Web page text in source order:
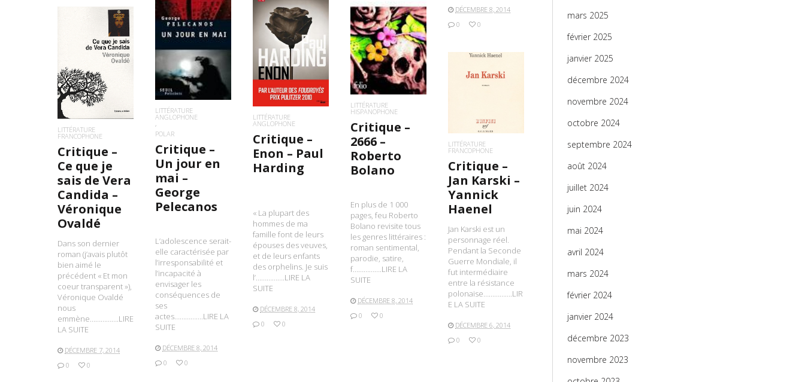
DÉCEMBRE 8, 2014
0
0
LIRE LA SUITE
LITTÉRATURE
HISPANOPHONE
Critique –
2666 –
Roberto
Bolano
En plus de 1 000
pages, feu Roberto
Bolano revisite tous
les genres littéraires :
roman sentimental,
parodie, satire,
f…………….LIRE LA
SUITE
DÉCEMBRE 8, 2014
0
0
LIRE LA SUITE
LITTÉRATURE
ANGLOPHONE
POLAR
Critique –
Un jour en
mai –
George
Pelecanos
L’adolescence serait-
elle caractérisée par
l’irresponsabilité et
l’incapacité à
envisager les
conséquences de
ses
actes…………….LIRE LA
SUITE
DÉCEMBRE 8, 2014
0
0
LIRE LA SUITE
LITTÉRATURE
ANGLOPHONE
Critique –
Enon – Paul
Harding
« La plupart des
hommes de ma
famille font de leurs
épouses des veuves,
et de leurs enfants
des orphelins. Je suis
l’…………….LIRE LA
SUITE
DÉCEMBRE 8, 2014
0
0
LIRE LA SUITE
LITTÉRATURE
FRANCOPHONE
Critique –
Ce que je
sais de Vera
Candida –
Véronique
Ovaldé
Dans son dernier
roman (j’avais plutôt
bien aimé le
précédent « Et mon
coeur transparent »),
Véronique Ovaldé
nous
emmène…………….LIRE
LA SUITE
DÉCEMBRE 7, 2014
0
0
LITTÉRATURE
FRANCOPHONE
Critique –
Jan Karski –
Yannick
Haenel
Jan Karski est un
personnage réel.
Pendant la Seconde
Guerre Mondiale, il
fut intermédiaire
entre la résistance
polonaise…………….LIR
E LA SUITE
DÉCEMBRE 6, 2014
0
0
mars 2025
février 2025
janvier 2025
décembre 2024
novembre 2024
octobre 2024
septembre 2024
août 2024
juillet 2024
juin 2024
mai 2024
avril 2024
mars 2024
février 2024
janvier 2024
décembre 2023
novembre 2023